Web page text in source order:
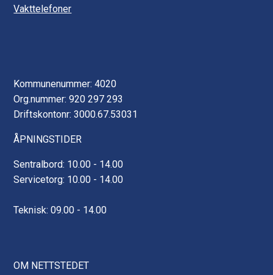
Vakttelefoner
Kommunenummer: 4020
Org.nummer: 920 297 293
Driftskontonr: 3000.67.53031
ÅPNINGSTIDER
Sentralbord: 10.00 - 14.00
Servicetorg: 10.00 - 14.00
Teknisk: 09.00 - 14.00
OM NETTSTEDET